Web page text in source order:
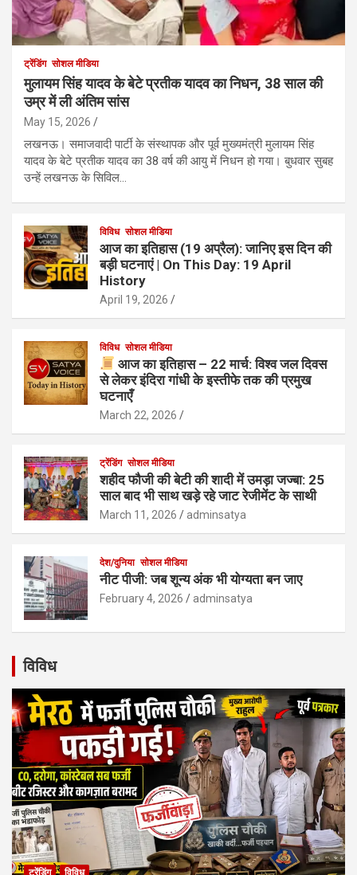
ट्रेंडिंग सोशल मीडिया
मुलायम सिंह यादव के बेटे प्रतीक यादव का निधन, 38 साल की
उम्र में ली अंतिम सांस
May 15, 2026
लखनऊ। समाजवादी पार्टी के संस्थापक और पूर्व मुख्यमंत्री मुलायम सिंह
यादव के बेटे प्रतीक यादव का 38 वर्ष की आयु में निधन हो गया। बुधवार सुबह
उन्हें लखनऊ के सिविल…
विविध सोशल मीडिया
आज का इतिहास (19 अप्रैल): जानिए इस दिन की
बड़ी घटनाएं | On This Day: 19 April
History
April 19, 2026
विविध सोशल मीडिया
आज का इतिहास – 22 मार्च: विश्व जल दिवस
से लेकर इंदिरा गांधी के इस्तीफे तक की प्रमुख
घटनाएँ
March 22, 2026
ट्रेंडिंग सोशल मीडिया
शहीद फौजी की बेटी की शादी में उमड़ा जज्बा: 25
साल बाद भी साथ खड़े रहे जाट रेजीमेंट के साथी
March 11, 2026 adminsatya
देश/दुनिया सोशल मीडिया
नीट पीजी: जब शून्य अंक भी योग्यता बन जाए
February 4, 2026 adminsatya
विविध
ट्रेंडिंग विविध